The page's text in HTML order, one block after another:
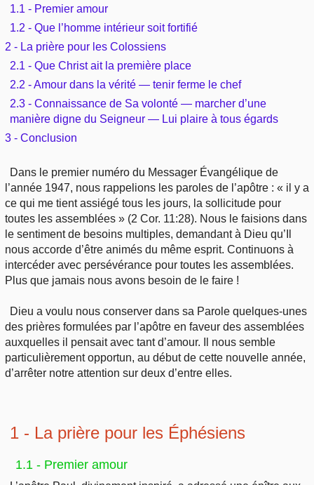
Autres sites chrétiens
Outils
Paramètres
Au sujet de la Bible
Études et commentaires par passage
Versets Classés
Lecture Journalière
L'Évangile, le Salut
Mort, résurrection
L'Église, l'Assemblée
Sanctification
Vie pratique
Mariage, famille
Sujets de A à Z
Personnages bibliques
Édification
Commentaires journaliers
COURS Bibliques - GUIDES de lecture
Pour débuter
Rechercher dans le site
Sujets de A à Z
Ouvrages de A à Z
Auteurs de A à Z
Rechercher dans la Bible
Études et commentaires par passage
Dictionnaires bibliques
Sommaires
Aperçus Livres de la Bible
Autres FAQ
1.1 - Premier amour
1.2 - Que l’homme intérieur soit fortifié
2 - La prière pour les Colossiens
2.1 - Que Christ ait la première place
2.2 - Amour dans la vérité — tenir ferme le chef
2.3 - Connaissance de Sa volonté — marcher d’une
manière digne du Seigneur — Lui plaire à tous égards
3 - Conclusion
Dans le premier numéro du Messager Évangélique de
l’année 1947, nous rappelions les paroles de l’apôtre : « il y a
ce qui me tient assiégé tous les jours, la sollicitude pour
toutes les assemblées » (2 Cor. 11:28). Nous le faisions dans
le sentiment de besoins multiples, demandant à Dieu qu’Il
nous accorde d’être animés du même esprit. Continuons à
intercéder avec persévérance pour toutes les assemblées.
Plus que jamais nous avons besoin de le faire !
Dieu a voulu nous conserver dans sa Parole quelques-unes
des prières formulées par l’apôtre en faveur des assemblées
auxquelles il pensait avec tant d’amour. Il nous semble
particulièrement opportun, au début de cette nouvelle année,
d’arrêter notre attention sur deux d’entre elles.
1 - La prière pour les Éphésiens
1.1 - Premier amour